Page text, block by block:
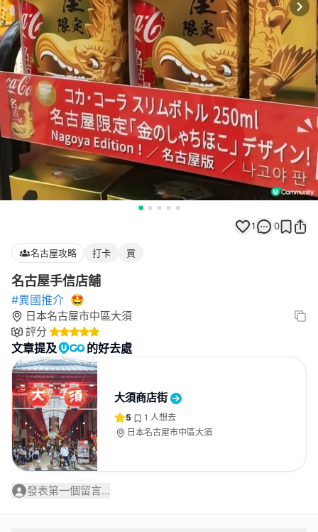
1 0
名古屋攻略 打卡 買
名古屋手信店舖
#異國推介 🤩
日本名古屋市中區大須
評分
文章提及 的好去處
大須商店街
5 1 人想去
日本名古屋市中區大須
發表第一個留言...